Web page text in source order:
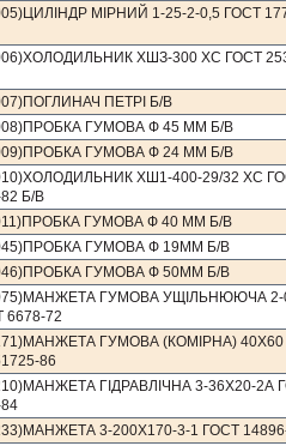
МIРНИЙ 1-25-2-0,5 ГОСТ
ХШЗ-300 ХС ГОСТ
ПЕТРI Б/В
ГУМОВА Ф 45 ММ Б/В
ГУМОВА Ф 24 ММ Б/В
ХШ1-400-29/32 ХС
Б/В
ГУМОВА Ф 40 ММ Б/В
ГУМОВА Ф 19ММ Б/В
ГУМОВА Ф 50ММ Б/В
ГУМОВА УЩІЛЬНЮЮЧА 2-
6678-72
ГУМОВА (КОМIРНА) 40Х60
86
ГІДРАВЛІЧНА 3-36Х20-2А
3-200Х170-3-1 ГОСТ